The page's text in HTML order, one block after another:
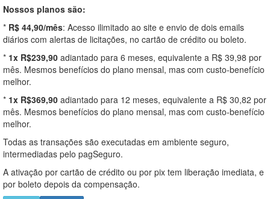
Nossos planos são:
* R$ 44,90/mês: Acesso ilimitado ao site e envio de dois emails
diários com alertas de licitações, no cartão de crédito ou boleto.
* 1x R$239,90 adiantado para 6 meses, equivalente a R$ 39,98 por
mês. Mesmos benefícios do plano mensal, mas com custo-benefício
melhor.
* 1x R$369,90 adiantado para 12 meses, equivalente a R$ 30,82 por
mês. Mesmos benefícios do plano mensal, mas com custo-benefício
melhor.
Todas as transações são executadas em ambiente seguro,
intermediadas pelo pagSeguro.
A ativação por cartão de crédito ou por pix tem liberação imediata, e
por boleto depois da compensação.